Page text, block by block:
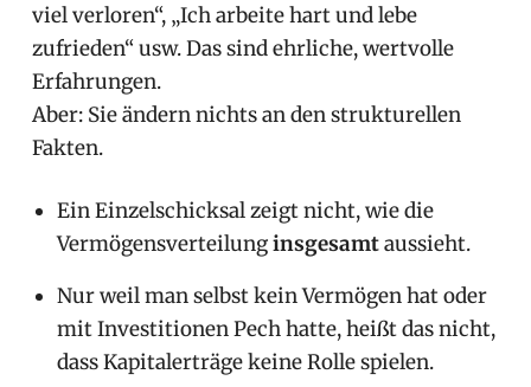
viel verloren“, „Ich arbeite hart und lebe
zufrieden“ usw. Das sind ehrliche, wertvolle
Erfahrungen.
Aber: Sie ändern nichts an den strukturellen
Fakten.
Ein Einzelschicksal zeigt nicht, wie die
Vermögensverteilunginsgesamtaussieht.
Nur weil man selbst kein Vermögen hat oder
mit Investitionen Pech hatte, heißt das nicht,
dass Kapitalerträge keine Rolle spielen.